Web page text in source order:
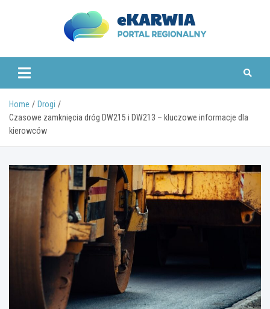
www.ekarwia.pl
Home
Drogi
Czasowe zamknięcia dróg DW215 i DW213 – kluczowe informacje dla
kierowców